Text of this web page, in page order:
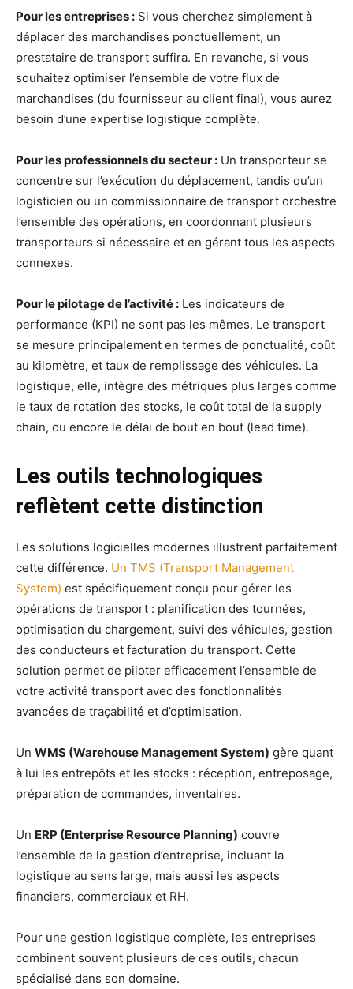
Pour les entreprises : Si vous cherchez simplement à
déplacer des marchandises ponctuellement, un
prestataire de transport suffira. En revanche, si vous
souhaitez optimiser l’ensemble de votre flux de
marchandises (du fournisseur au client final), vous aurez
besoin d’une expertise logistique complète.
Pour les professionnels du secteur : Un transporteur se
concentre sur l’exécution du déplacement, tandis qu’un
logisticien ou un commissionnaire de transport orchestre
l’ensemble des opérations, en coordonnant plusieurs
transporteurs si nécessaire et en gérant tous les aspects
connexes.
Pour le pilotage de l’activité : Les indicateurs de
performance (KPI) ne sont pas les mêmes. Le transport
se mesure principalement en termes de ponctualité, coût
au kilomètre, et taux de remplissage des véhicules. La
logistique, elle, intègre des métriques plus larges comme
le taux de rotation des stocks, le coût total de la supply
chain, ou encore le délai de bout en bout (lead time).
Les outils technologiques
reflètent cette distinction
Les solutions logicielles modernes illustrent parfaitement
cette différence. Un TMS (Transport Management
System) est spécifiquement conçu pour gérer les
opérations de transport : planification des tournées,
optimisation du chargement, suivi des véhicules, gestion
des conducteurs et facturation du transport. Cette
solution permet de piloter efficacement l’ensemble de
votre activité transport avec des fonctionnalités
avancées de traçabilité et d’optimisation.
Un WMS (Warehouse Management System) gère quant
à lui les entrepôts et les stocks : réception, entreposage,
préparation de commandes, inventaires.
Un ERP (Enterprise Resource Planning) couvre
l’ensemble de la gestion d’entreprise, incluant la
logistique au sens large, mais aussi les aspects
financiers, commerciaux et RH.
Pour une gestion logistique complète, les entreprises
combinent souvent plusieurs de ces outils, chacun
spécialisé dans son domaine.